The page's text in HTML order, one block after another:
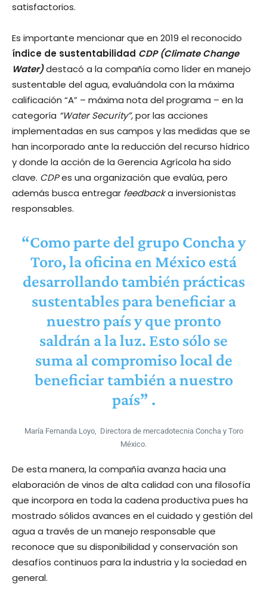
satisfactorios.
Es importante mencionar que en 2019 el reconocido
índice de sustentabilidad CDP (Climate Change
Water)destacó a la compañía como líder en manejo
sustentable del agua, evaluándola con la máxima
calificación “A” – máxima nota del programa – en la
categoría “Water Security”,por las acciones
implementadas en sus campos y las medidas que se
han incorporado ante la reducción del recurso hídrico
y donde la acción de la Gerencia Agrícola ha sido
clave. CDPes una organización que evalúa, pero
además busca entregar feedbacka inversionistas
responsables.
“Como parte del grupo Concha y
Toro, la oficina en México está
desarrollando también prácticas
sustentables para beneficiar a
nuestro país y que pronto
saldrán a la luz. Esto sólo se
suma al compromiso local de
beneficiar también a nuestro
país” .
María Fernanda Loyo, Directora de mercadotecnia Concha y Toro
México.
De esta manera, la compañía avanza hacia una
elaboración de vinos de alta calidad con una filosofía
que incorpora en toda la cadena productiva pues ha
mostrado sólidos avances en el cuidado y gestión del
agua a través de un manejo responsable que
reconoce que su disponibilidad y conservación son
desafíos continuos para la industria y la sociedad en
general.